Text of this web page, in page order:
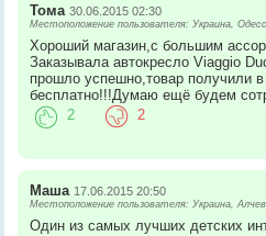
Тома 30.06.2015 02:30
Местоположение пользователя: Украина,
Хороший магазин,с большим
Заказывала автокресло Viaggio
прошло успешно,товар получили
бесплатно!!!Думаю ещё будем
2 2
Маша 17.06.2015 20:50
Местоположение пользователя: Украина,
Один из самых лучших детских